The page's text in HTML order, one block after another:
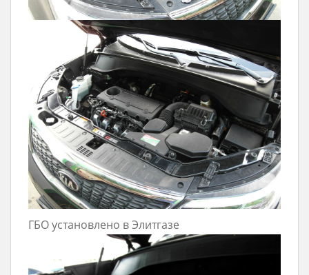
ГБО установлено в Элитгазе